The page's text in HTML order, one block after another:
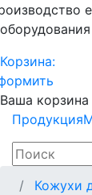
Корзина:
Ваша корзина
Продукция
Кожухи